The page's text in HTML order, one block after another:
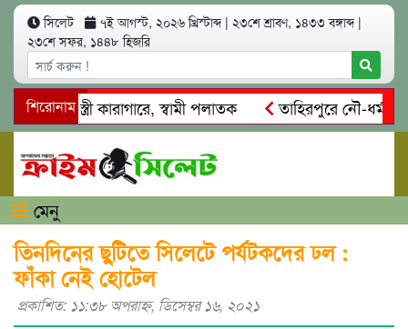
সিলেট ৭ই আগস্ট, ২০২৬ খ্রিস্টাব্দ | ২৩শে শ্রাবণ, ১৪৩৩ বঙ্গাব্দ |
২৩শে সফর, ১৪৪৮ হিজরি
শিরোনাম
স্ত্রী কারাগারে, স্বামী পলাতক
তাহিরপুরে নৌ-ধর্মঘট
মারধর
নগরীতে কোটি টাকার সম্পত্তি দখলের চেষ্টা:
মেনু
তিনদিনের ছুটিতে সিলেটে পর্যটকদের ঢল :
ফাঁকা নেই হোটেল
প্রকাশিত: ১১:৩৮ অপরাহ্ণ, ডিসেম্বর ১৬, ২০২১